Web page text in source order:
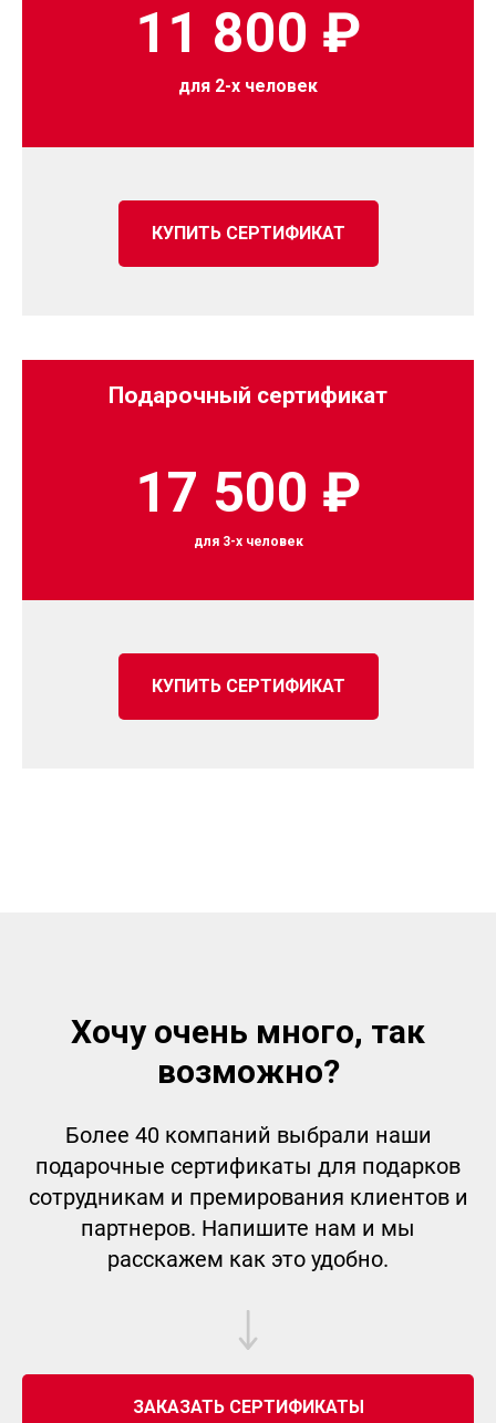
11 800 ₽
для 2-х человек
КУПИТЬ СЕРТИФИКАТ
Подарочный сертификат
17 500 ₽
для 3-х человек
КУПИТЬ СЕРТИФИКАТ
Хочу очень много, так
возможно?
Более 40 компаний выбрали наши
подарочные сертификаты для подарков
сотрудникам и премирования клиентов и
партнеров. Напишите нам и мы
расскажем как это удобно.
ЗАКАЗАТЬ СЕРТИФИКАТЫ